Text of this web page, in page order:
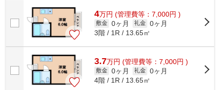
4万円 (管理費等：7,000円 )
敷金 0ヶ月 礼金 0ヶ月
3階 / 1R / 13.65㎡
3.7万円 (管理費等：7,000円 )
敷金 0ヶ月 礼金 0ヶ月
4階 / 1R / 13.65㎡